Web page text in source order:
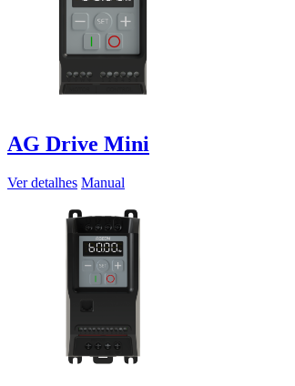
AG Drive Mini
Ver detalhes Manual